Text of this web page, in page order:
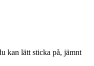
kan lätt sticka på, jämnt